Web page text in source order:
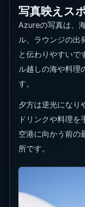
写真映えス
Azureの写真は、
ル、ラウンジの出
と伝わりやすいで
ル越しの海や料理
す。
夕方は逆光になり
ドリンクや料理を
空港に向かう前の
所です。